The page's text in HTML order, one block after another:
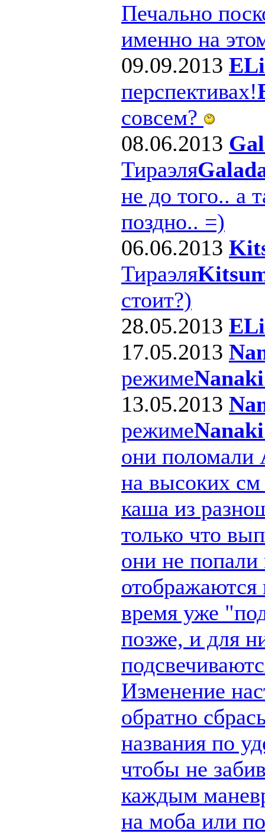
Печально
именно на
09.09.2013 ELi
перспективах!
совсем?
08.06.2013
Тираэля
не до того.. а
поздно.. =)
06.06.2013
Тираэля
стоит?)
28.05.2013 ELi
17.05.2013
режиме
13.05.2013
режиме
они поломали
на высоких
каша из
только что
они не попали
время уже
позже, и для
Изменение
обратно
названия по
чтобы не
каждым
на моба или